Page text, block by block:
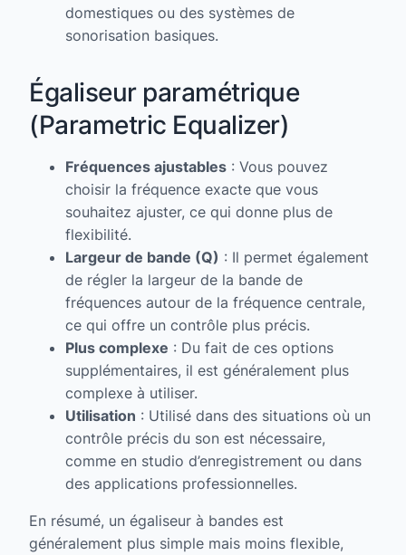
domestiques ou des systèmes de
sonorisation basiques.
Égaliseur paramétrique
(Parametric Equalizer)
Fréquences ajustables : Vous pouvez
choisir la fréquence exacte que vous
souhaitez ajuster, ce qui donne plus de
flexibilité.
Largeur de bande (Q) : Il permet également
de régler la largeur de la bande de
fréquences autour de la fréquence centrale,
ce qui offre un contrôle plus précis.
Plus complexe : Du fait de ces options
supplémentaires, il est généralement plus
complexe à utiliser.
Utilisation : Utilisé dans des situations où un
contrôle précis du son est nécessaire,
comme en studio d’enregistrement ou dans
des applications professionnelles.
En résumé, un égaliseur à bandes est
généralement plus simple mais moins flexible,